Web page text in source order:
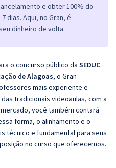
e obter 100% do
dias. Aqui, no Gran, é
dinheiro de volta.
o concurso público da SEDUC
de Alagoas, o Gran
mais experiente e
tradicionais videoaulas, com a
você também contará
forma, o alinhamento e o
técnico e fundamental para seus
no curso que oferecemos.